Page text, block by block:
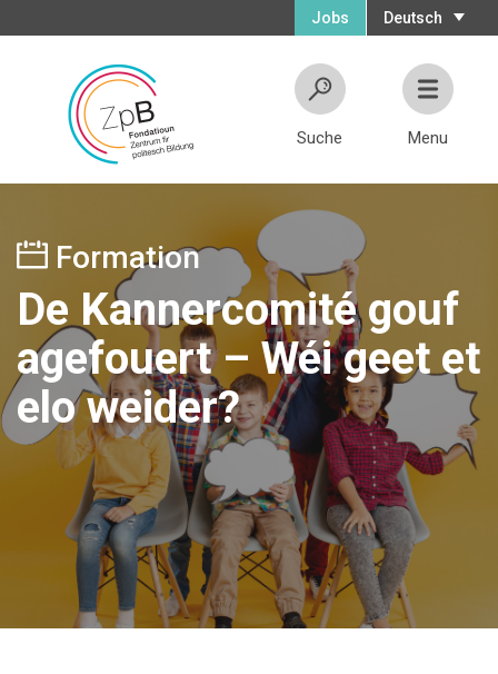
Deutsch
Jobs
Suche Menu
Formation
De Kannercomité gouf
agefouert – Wéi geet et
elo weider?